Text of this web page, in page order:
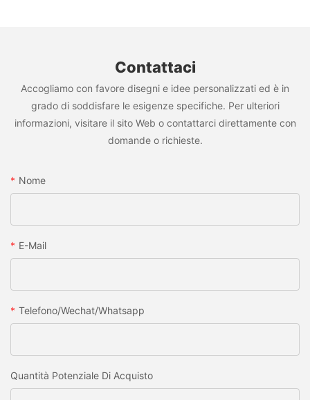
Contattaci
Accogliamo con favore disegni e idee personalizzati ed è in
grado di soddisfare le esigenze specifiche. Per ulteriori
informazioni, visitare il sito Web o contattarci direttamente con
domande o richieste.
Nome
E-Mail
Telefono/wechat/whatsapp
Quantità Potenziale Di Acquisto